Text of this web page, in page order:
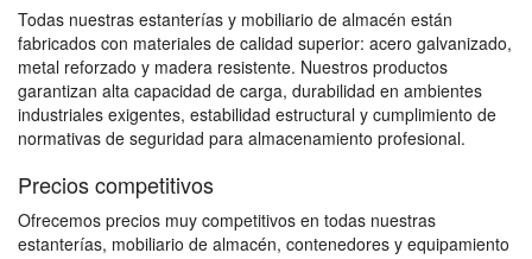
Todas nuestras estanterías y mobiliario de almacén están
fabricados con materiales de calidad superior: acero galvanizado,
metal reforzado y madera resistente. Nuestros productos
garantizan alta capacidad de carga, durabilidad en ambientes
industriales exigentes, estabilidad estructural y cumplimiento de
normativas de seguridad para almacenamiento profesional.
Precios competitivos
Ofrecemos precios muy competitivos en todas nuestras
estanterías, mobiliario de almacén, contenedores y equipamiento